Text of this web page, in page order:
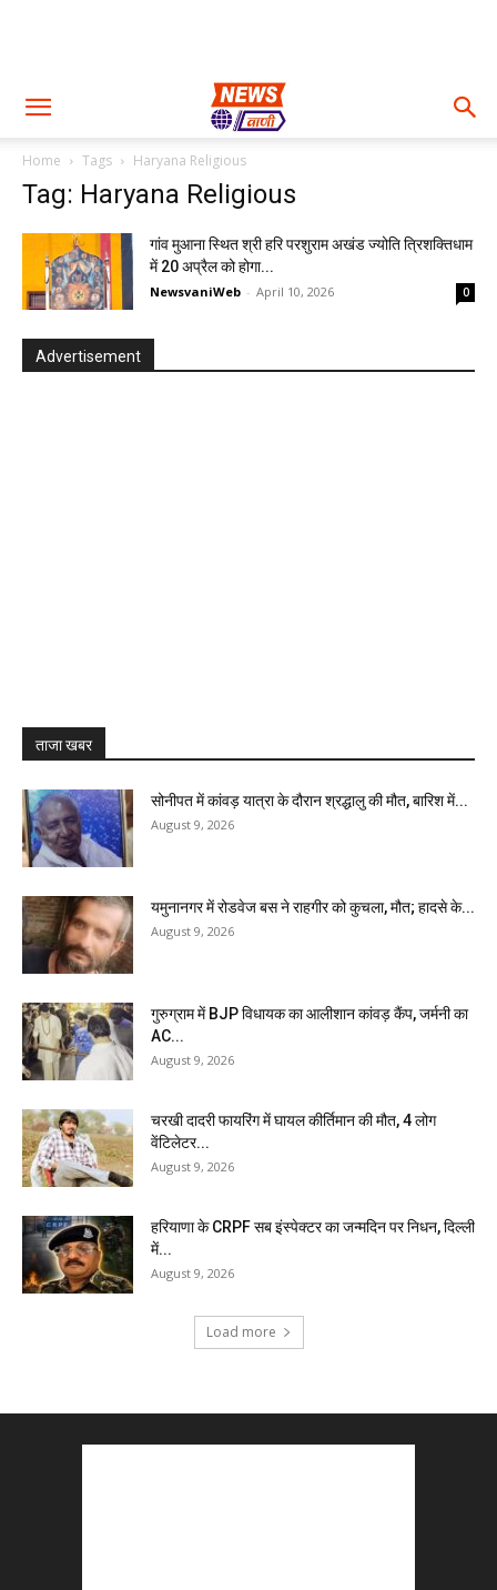
Home Tags Haryana Religious
Tag: Haryana Religious
गांव मुआना स्थित श्री हरि परशुराम अखंड ज्योति त्रिशक्तिधाम
में 20 अप्रैल को होगा...
NewsvaniWeb - April 10, 2026 0
Advertisement
ताजा खबर
सोनीपत में कांवड़ यात्रा के दौरान श्रद्धालु की मौत, बारिश में...
August 9, 2026
यमुनानगर में रोडवेज बस ने राहगीर को कुचला, मौत; हादसे के...
August 9, 2026
गुरुग्राम में BJP विधायक का आलीशान कांवड़ कैंप, जर्मनी का
AC...
August 9, 2026
चरखी दादरी फायरिंग में घायल कीर्तिमान की मौत, 4 लोग
वेंटिलेटर...
August 9, 2026
हरियाणा के CRPF सब इंस्पेक्टर का जन्मदिन पर निधन, दिल्ली
में...
August 9, 2026
Load more